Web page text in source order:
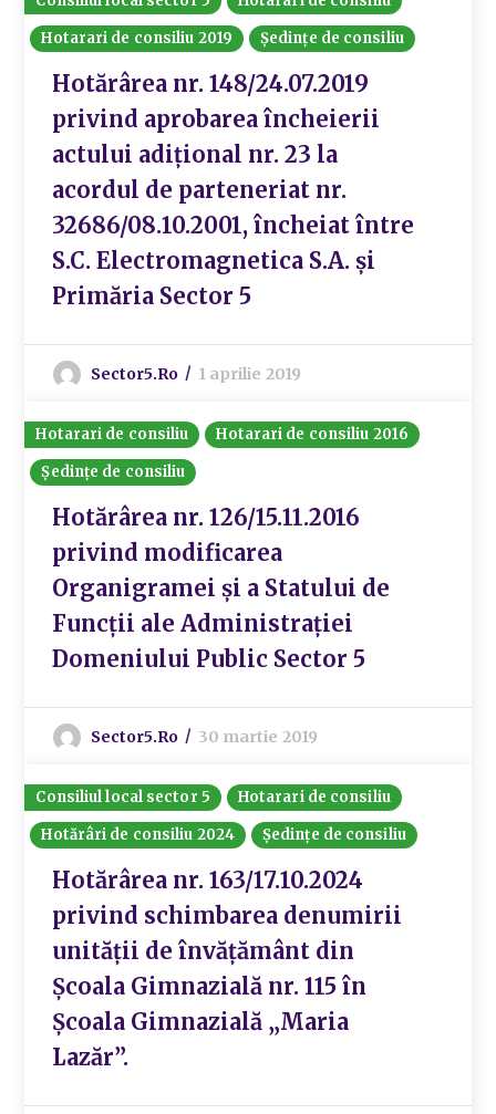
Hotarari de consiliu 2019
Ședințe de consiliu
Hotărârea nr. 148/24.07.2019
privind aprobarea încheierii
actului adiţional nr. 23 la
acordul de parteneriat nr.
32686/08.10.2001, încheiat între
S.C. Electromagnetica S.A. şi
Primăria Sector 5
Sector5.ro 1 aprilie 2019
Hotarari de consiliu
Hotarari de consiliu 2016
Ședințe de consiliu
Hotărârea nr. 126/15.11.2016
privind modificarea
Organigramei și a Statului de
Funcții ale Administrației
Domeniului Public Sector 5
Sector5.ro 30 martie 2019
Consiliul local sector 5
Hotarari de consiliu
Hotărâri de consiliu 2024
Ședințe de consiliu
Hotărârea nr. 163/17.10.2024
privind schimbarea denumirii
unității de învățământ din
Școala Gimnazială nr. 115 în
Școala Gimnazială „Maria
Lazăr”.